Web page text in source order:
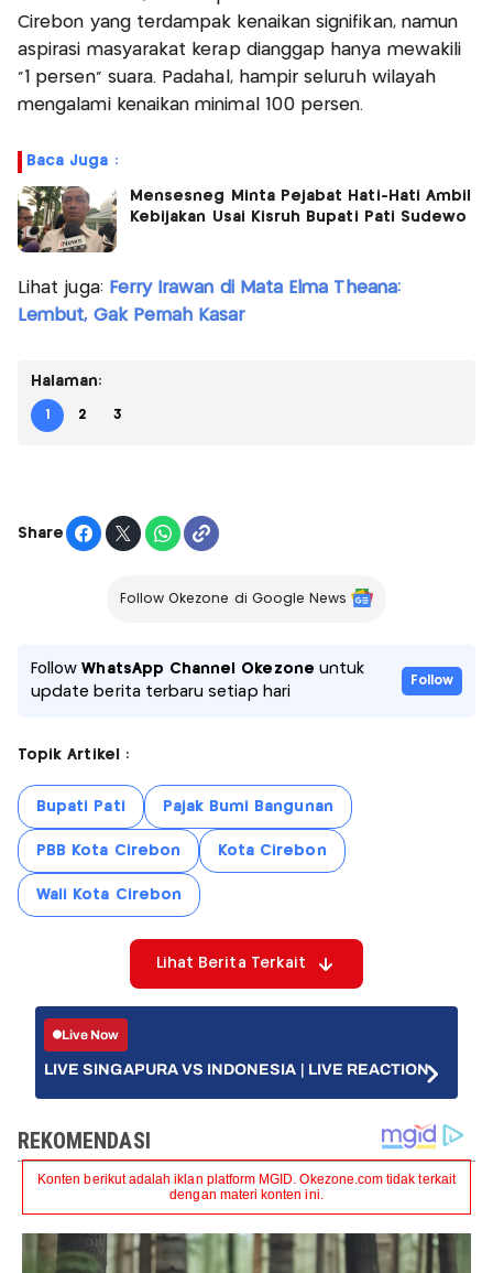
Cirebon yang terdampak kenaikan signifikan, namun
aspirasi masyarakat kerap dianggap hanya mewakili
“1 persen” suara. Padahal, hampir seluruh wilayah
mengalami kenaikan minimal 100 persen.
Baca Juga :
Mensesneg Minta Pejabat Hati-Hati Ambil
Kebijakan Usai Kisruh Bupati Pati Sudewo
Lihat juga: Ferry Irawan di Mata Elma Theana:
Lembut, Gak Pernah Kasar
Halaman:
1 2 3
Share
Follow Okezone di Google News
FollowWhatsApp Channel Okezone untuk
update berita terbaru setiap hari
Follow
Topik Artikel :
Bupati Pati Pajak Bumi Bangunan
PBB Kota Cirebon Kota Cirebon
Wali Kota Cirebon
Lihat Berita Terkait
Live Now
LIVE SINGAPURA VS INDONESIA | LIVE REACTION